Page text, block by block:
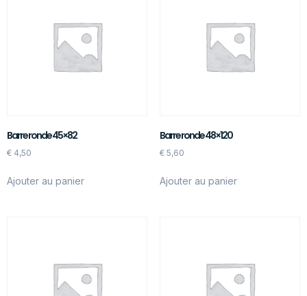
Barre ronde 45×82
€ 4,50
Ajouter au panier
Barre ronde 48×120
€5,60
Ajouter au panier